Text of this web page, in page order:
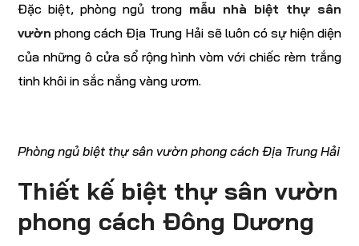
Đặc biệt, phòng ngủ trong mẫu nhà biệt thự sân
vườn phong cách Địa Trung Hải sẽ luôn có sự hiện diện
của những ô cửa sổ rộng hình vòm với chiếc rèm trắng
tinh khôi in sắc nắng vàng ươm.
Phòng ngủ biệt thự sân vườn phong cách Địa Trung Hải
Thiết kế biệt thự sân vườn
phong cách Đông Dương